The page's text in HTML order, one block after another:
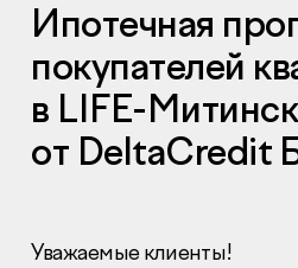
Ипотечная
покупателей
в LIFE-
от DeltaCredit
Уважаемые клиенты!